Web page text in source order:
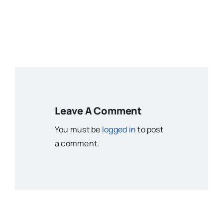
Leave A Comment
You must be logged into post
a comment.